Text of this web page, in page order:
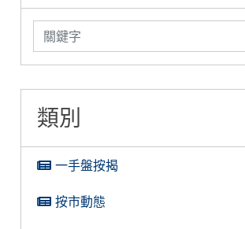
類別
一手盤按揭
按市動態